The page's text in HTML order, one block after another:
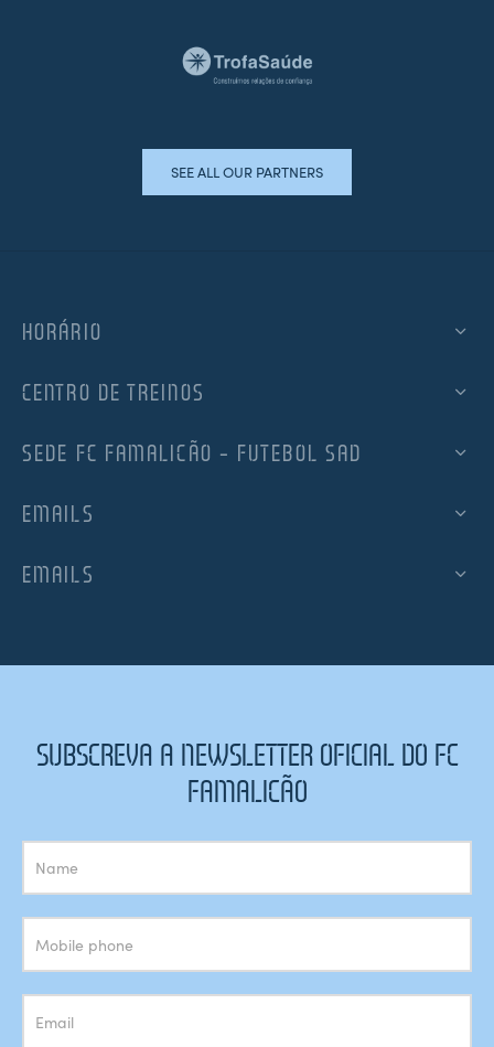
SEE ALL OUR PARTNERS
HORÁRIO
CENTRO DE TREINOS
SEDE FC FAMALICÃO – FUTEBOL SAD
EMAILS
EMAILS
SUBSCREVA A NEWSLETTER OFICIAL DO FC
FAMALICÃO
Subscrição
Newsletter